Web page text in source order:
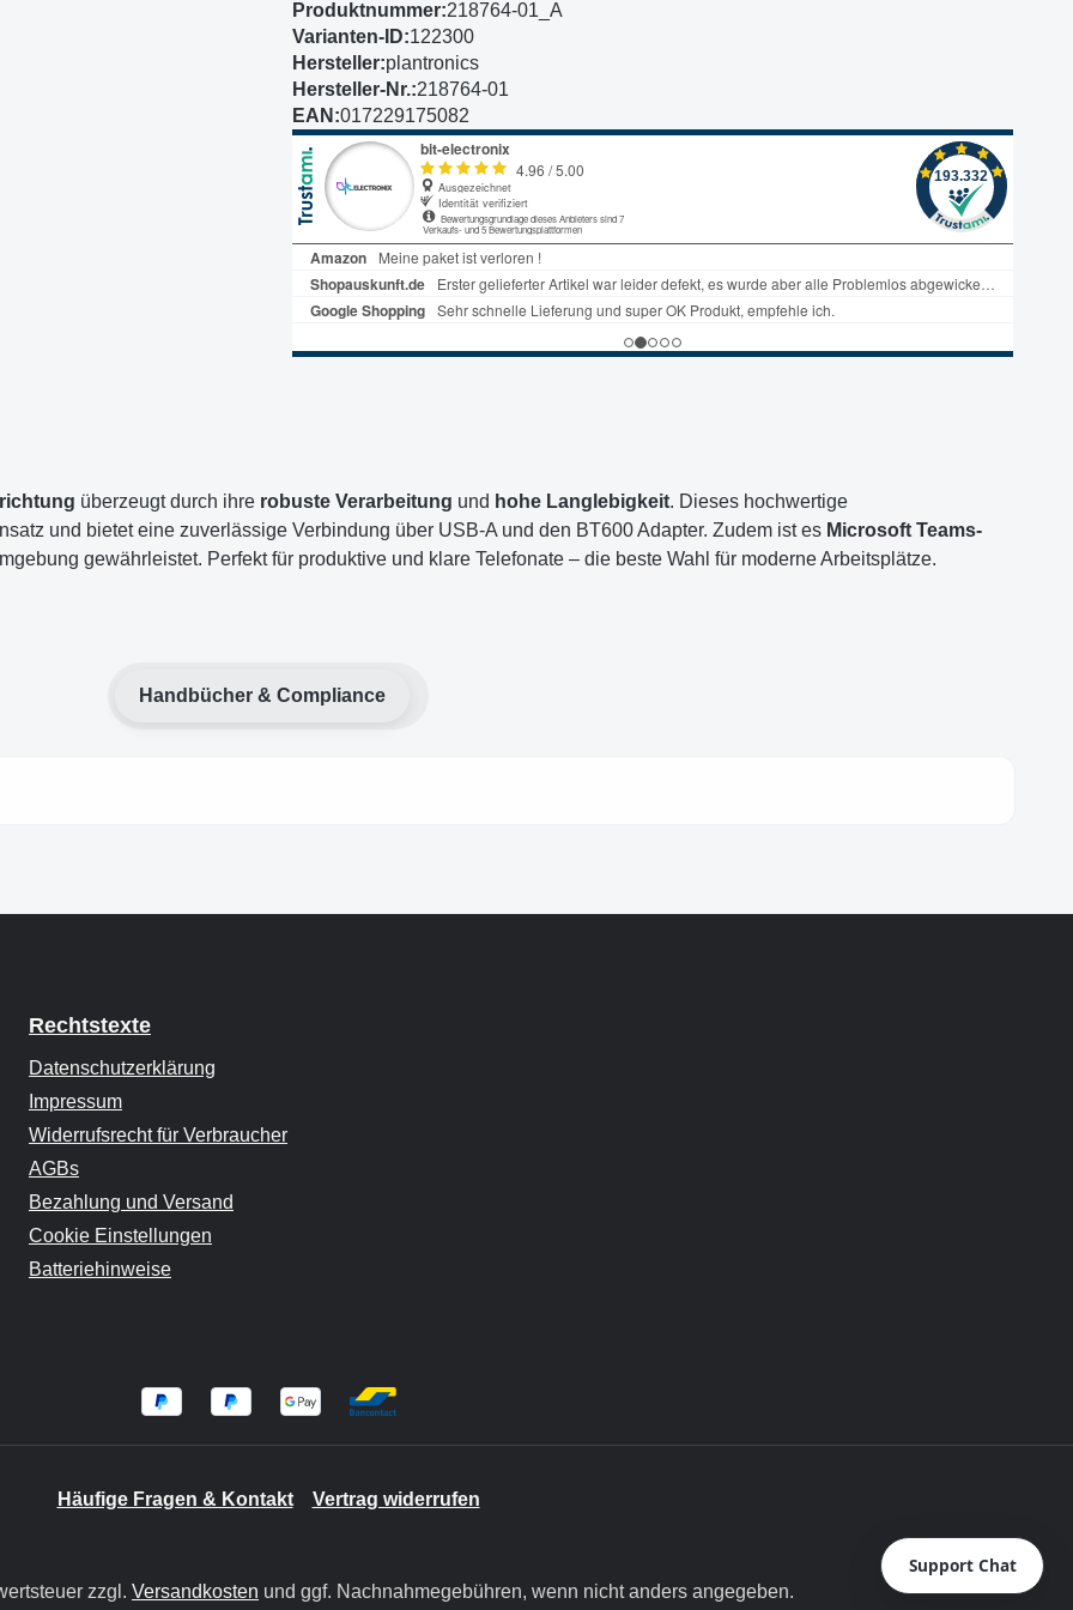
Produktnummer:218764-01_A
Varianten-ID:122300
Hersteller:plantronics
Hersteller-Nr.:218764-01
EAN:017229175082
überzeugt durch ihre robuste Verarbeitung und hohe Langlebigkeit. Dieses hochwertige
und bietet eine zuverlässige Verbindung über USB-A und den BT600 Adapter. Zudem ist es Microsoft Teams-
gewährleistet. Perfekt für produktive und klare Telefonate – die beste Wahl für moderne Arbeitsplätze.
Handbücher & Compliance
Rechtstexte
Datenschutzerklärung
Impressum
Widerrufsrecht für Verbraucher
AGBs
Bezahlung und Versand
Cookie Einstellungen
Batteriehinweise
Häufige Fragen & Kontakt Vertrag widerrufen
zzgl. Versandkosten und ggf. Nachnahmegebühren, wenn nicht anders angegeben.
Support Chat